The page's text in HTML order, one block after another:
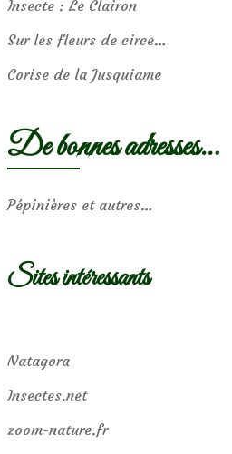
Insecte : Le Clairon
Sur les fleurs de circe…
Corise de la Jusquiame
De bonnes adresses…
Pépinières et autres…
Sites intéressants
Natagora
Insectes.net
zoom-nature.fr